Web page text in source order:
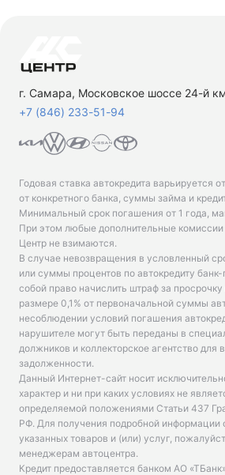
г. Самара, Московское шоссе 24-й
+7 (846) 233-51-94
Годовая ставка автокредита варьируется
от конкретного банка, суммы займа и
Минимальный срок погашения от 1 года,
При этом любые дополнительные
Центр не взимаются.
В случае невозвращения в условленный
или суммы процентов по автокредиту банк-
собой право начислить штраф за
размере 0,1% от первоначальной суммы
несоблюдении условий погашения
нарушителе могут быть переданы в
должников и коллекторское агентство для
задолженности.
Данный Интернет-сайт носит
характер и ни при каких условиях не
определяемой положениями Статьи 437
РФ. Для получения подробной информации
указанных товаров и (или) услуг,
менеджерам автоцентра.
Кредит предоставляется банком АО